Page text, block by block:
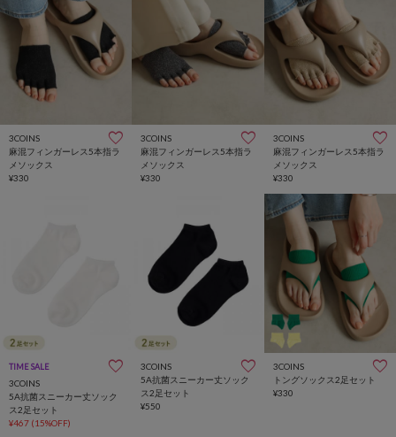
3COINS
麻混フィンガーレス5本指ラ
メソックス
¥330
3COINS
麻混フィンガーレス5本指ラ
メソックス
¥330
3COINS
麻混フィンガーレス5本指ラ
メソックス
¥330
TIME SALE
3COINS
5A抗菌スニーカー丈ソック
ス2足セット
¥467 (15%OFF)
3COINS
5A抗菌スニーカー丈ソック
ス2足セット
¥550
3COINS
トングソックス2足セット
¥330